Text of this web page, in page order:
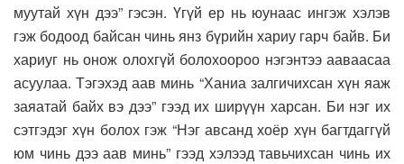
муутай хүн дээ” гэсэн. Үгүй ер нь юунаас ингэж хэлэв
гэж бодоод байсан чинь янз бүрийн хариу гарч байв. Би
хариуг нь онож олохгүй болохоороо нэгэнтээ ааваасаа
асуулаа. Тэгэхэд аав минь “Ханиа залгичихсан хүн яаж
заяатай байх вэ дээ” гээд их ширүүн харсан. Би нэг их
сэтгэдэг хүн болох гэж “Нэг авсанд хоёр хүн багтдаггүй
юм чинь дээ аав минь” гээд хэлээд тавьчихсан чинь их